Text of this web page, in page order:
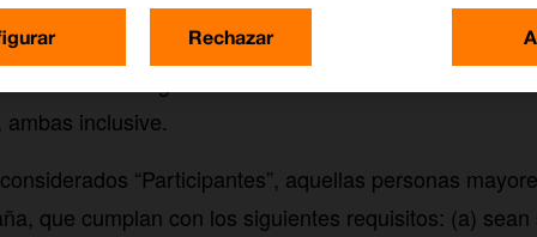
el territorio español para fomentar el uso de sus
de marca Orange la cual se desarrollará entre los días
inclusive.
“Participantes”, aquellas personas
que cumplan con los siguientes requisitos: (a)
Rechazar